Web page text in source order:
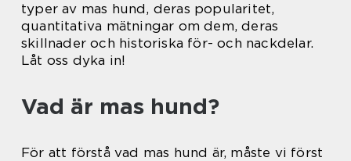
typer av mas hund, deras popularitet,
quantitativa mätningar om dem, deras
skillnader och historiska för- och nackdelar.
Låt oss dyka in!
Vad är mas hund?
För att förstå vad mas hund är, måste vi först